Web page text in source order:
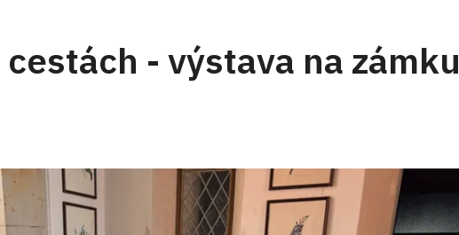
- výstava na zámku